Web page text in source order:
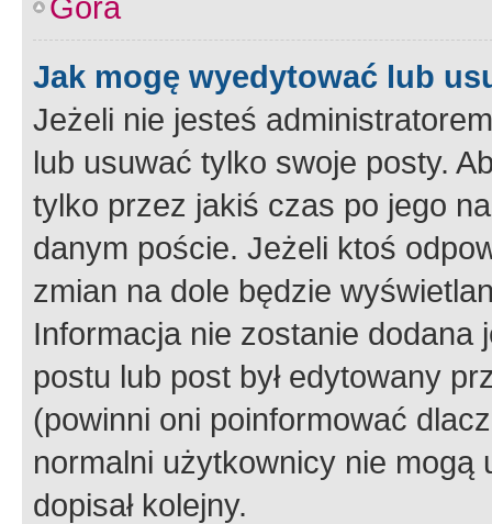
Jak mogę wyedytować lub
Jeżeli nie jesteś
lub usuwać tylko swoje posty.
tylko przez jakiś czas po jego
danym poście. Jeżeli ktoś
zmian na dole będzie
Informacja nie zostanie dodana
postu lub post był edytowany
(powinni oni poinformować
normalni użytkownicy nie
dopisał kolejny.